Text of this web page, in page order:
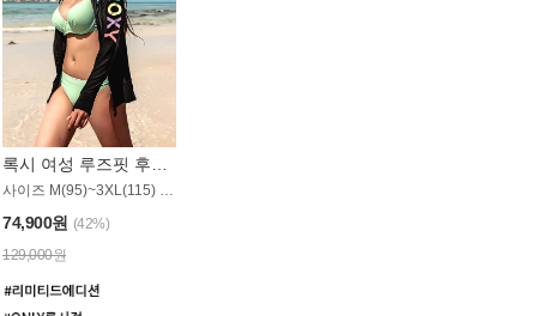
록시 여성 루즈핏 후드 래쉬가드 WT900BRX
사이즈 M(95)~3XL(115) / 롱기장 타입
74,900원 (42%)
129,000원